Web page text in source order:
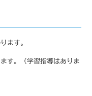
ます。
す。（学習指導はありま